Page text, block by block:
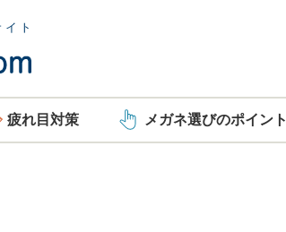
疲れ目 対策 メガネ選びのポイント